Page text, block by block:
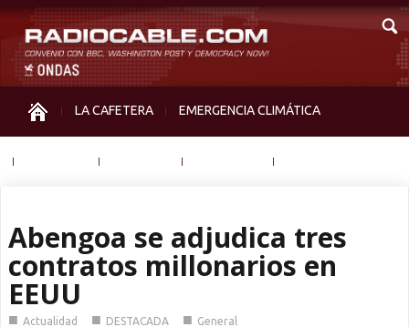
LA CAFETERA EMERGENCIA CLIMÁTICA
Abengoa se adjudica tres
contratos millonarios en
EEUU
■ Actualidad ■ DESTACADA ■ General